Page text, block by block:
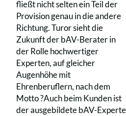
fließt nicht selten ein Teil der
Provision genau in die andere
Richtung. Turor sieht die
Zukunft der bAV-Berater in
der Rolle hochwertiger
Experten, auf gleicher
Augenhöhe mit
Ehrenberuflern, nach dem
Motto ?Auch beim Kunden ist
der ausgebildete bAV-Experte